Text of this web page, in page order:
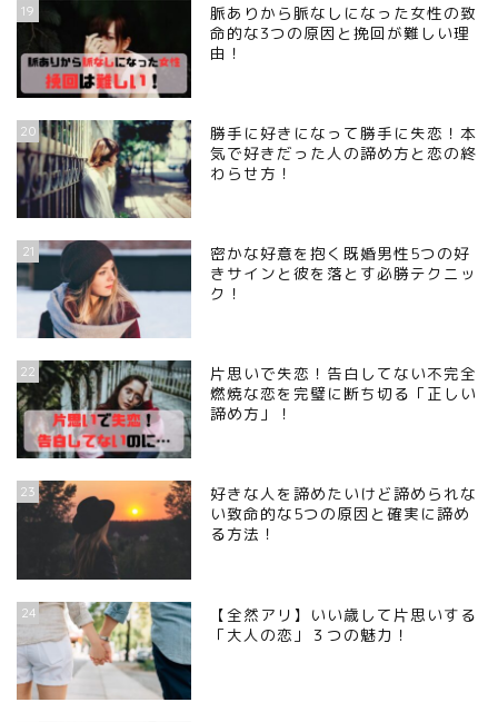
19
脈ありから脈なしになった女性の致
命的な3つの原因と挽回が難しい理
由！
20
勝手に好きになって勝手に失恋！本
気で好きだった人の諦め方と恋の終
わらせ方！
21
密かな好意を抱く既婚男性5つの好
きサインと彼を落とす必勝テクニッ
ク！
22
片思いで失恋！告白してない不完全
燃焼な恋を完璧に断ち切る「正しい
諦め方」！
23
好きな人を諦めたいけど諦められな
い致命的な5つの原因と確実に諦め
る方法！
24
【全然アリ】いい歳して片思いする
「大人の恋」３つの魅力！